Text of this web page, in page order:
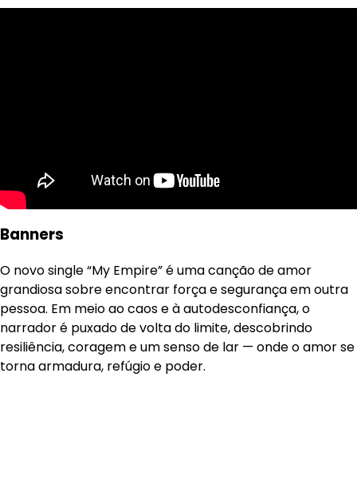
Banners
O novo single “My Empire” é uma canção de amor
grandiosa sobre encontrar força e segurança em outra
pessoa. Em meio ao caos e à autodesconfiança, o
narrador é puxado de volta do limite, descobrindo
resiliência, coragem e um senso de lar — onde o amor se
torna armadura, refúgio e poder.